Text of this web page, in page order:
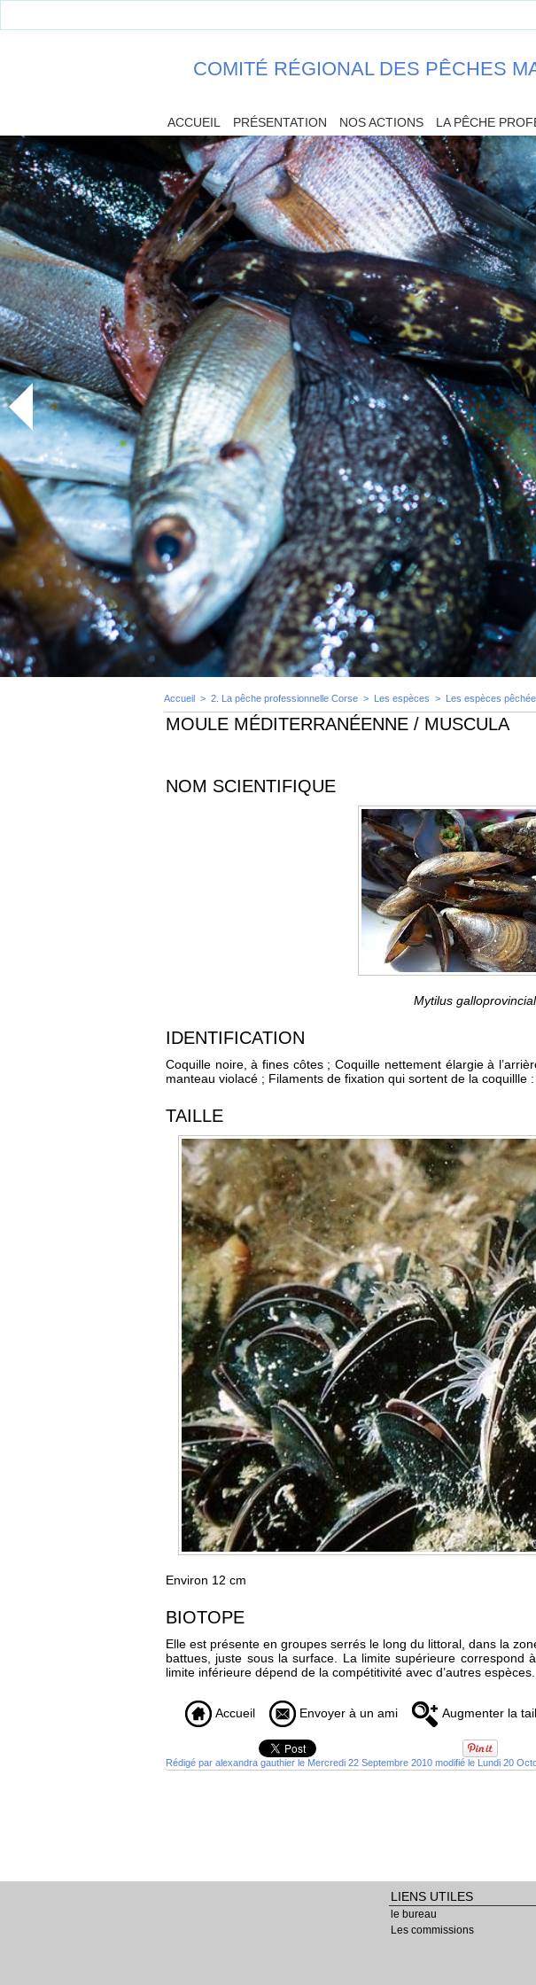
COMITÉ RÉGIONAL DES PÊCHES
ACCUEIL PRÉSENTATION NOS ACTIONS LA PÊCHE
Accueil > 2. La pêche professionnelle Corse > Les espèces > Les espèces
MOULE MÉDITERRANÉENNE / MUSCULA
NOM SCIENTIFIQUE
Mytilus
IDENTIFICATION
Coquille noire, à fines côtes ; Coquille nettement élargie à
manteau violacé ; Filaments de fixation qui sortent de la coquillle :
TAILLE
Environ 12 cm
BIOTOPE
Elle est présente en groupes serrés le long du littoral, dans la
battues, juste sous la surface. La limite supérieure correspond
limite inférieure dépend de la compétitivité avec d’autres espèces.
Accueil Envoyer à un ami Augmenter la
Rédigé par alexandra gauthier le Mercredi 22 Septembre 2010 modifié le Lundi 20
LIENS UTILES
le bureau
Les commissions